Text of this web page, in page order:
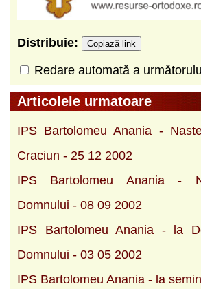
Distribuie: Copiază link
Redare automată a
Articolele urmatoare
IPS Bartolomeu Anania -
Craciun - 25 12 2002
IPS Bartolomeu Anania -
Domnului - 08 09 2002
IPS Bartolomeu Anania - la
Domnului - 03 05 2002
IPS Bartolomeu Anania - la